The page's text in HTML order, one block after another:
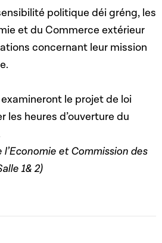
politique déi gréng, les
et du Commerce extérieur
concernant leur mission
le projet de loi
les heures d’ouverture du
et Commission des
1& 2)